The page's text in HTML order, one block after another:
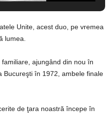
Unite, acest duo, pe vremea
lumea.
ajungând din nou în
Bucureşti în 1972, ambele finale
de ţara noastră începe în